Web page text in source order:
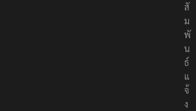
สั
ม
พั
น
ธ์
แ
จ้
ง